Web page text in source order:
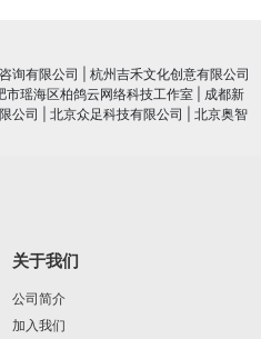
询有限公司
杭州吉禾文化创意有限公司
市瑶海区柏鸽云网络科技工作室
成都新
公司 北京众足科技有限公司
北京奥智
关于我们
公司简介
加入我们